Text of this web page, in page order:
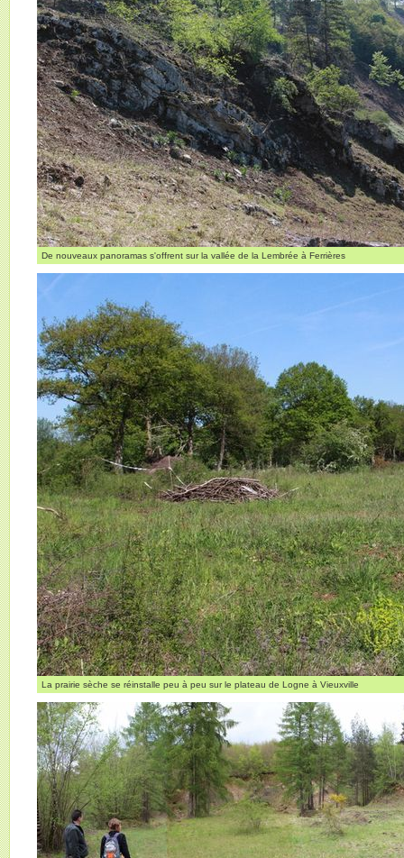
De nouveaux panoramas s'offrent sur la vallée de la Lembrée à Ferrières
La prairie sèche se réinstalle peu à peu sur le plateau de Logne à Vieuxville